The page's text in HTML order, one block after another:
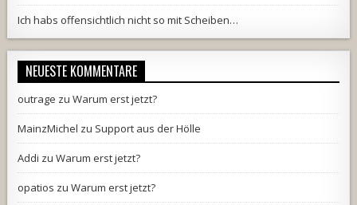
Ich habs offensichtlich nicht so mit Scheiben…
NEUESTE KOMMENTARE
outrage zuWarum erst jetzt?
MainzMichel zu Support aus der Hölle
Addi zuWarum erst jetzt?
opatios zuWarum erst jetzt?